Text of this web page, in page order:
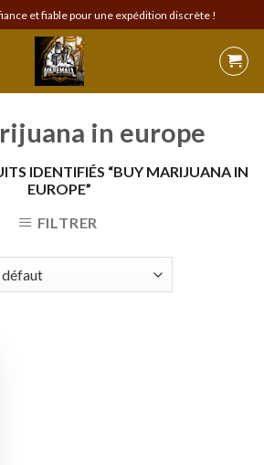
et fiable pour une expédition discrète !
in europe
IDENTIFIÉS “BUY MARIJUANA IN
EUROPE”
FILTRER